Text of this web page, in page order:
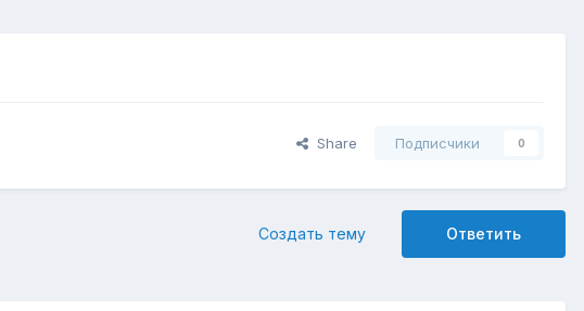
Share Подписчики 0
Ответить
Создать тему